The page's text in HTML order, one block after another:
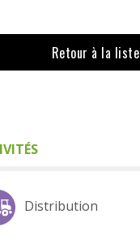
Retour à la liste
Distribution